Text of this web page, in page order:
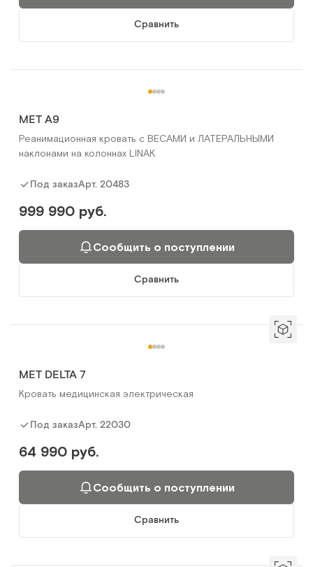
Сравнить
MET A9
Реанимационная кровать с ВЕСАМИ и ЛАТЕРАЛЬНЫМИ
наклонами на колоннах LINAK
Под заказАрт. 20483
999 990 руб.
Сообщить о поступлении
Сравнить
MET DELTA 7
Кровать медицинская электрическая
Под заказАрт. 22030
64 990 руб.
Сообщить о поступлении
Сравнить